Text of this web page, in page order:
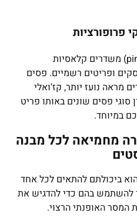
פרופורציות
פסים דקים וצפופים (pinstripes) משדרים קלאסיות
ופריטים רשמיים. פסים
מראה נועז יותר, קז'ואלי
סוגי פסים שונים באותו פריט
במיוחד.
מחמיאה לכל מבנה
ביכולתם להתאים לכל אחד
להשתמש בהם כדי להדגיש את
האופנתי הרצוי.